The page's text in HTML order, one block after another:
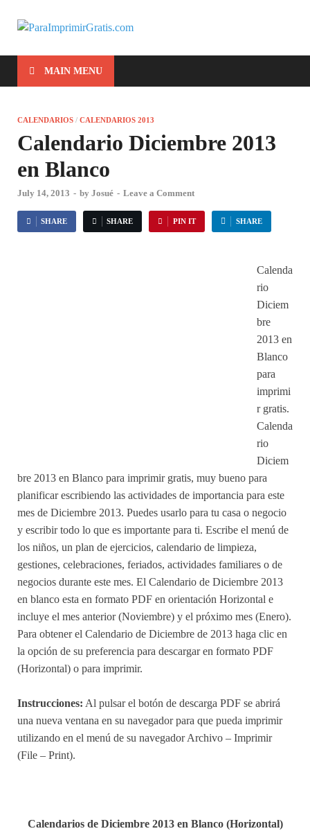
MAIN MENU
CALENDARIOS / CALENDARIOS 2013
Calendario Diciembre 2013
en Blanco
July 14, 2013 - by Josué - Leave a Comment
SHARE SHARE PIN IT SHARE
Calenda
rio
Diciem
bre
2013 en
Blanco
para
imprimi
r gratis.
Calenda
rio
Diciem
bre 2013 en Blanco para imprimir gratis, muy bueno para
planificar escribiendo las actividades de importancia para este
mes de Diciembre 2013. Puedes usarlo para tu casa o negocio
y escribir todo lo que es importante para ti. Escribe el menú de
los niños, un plan de ejercicios, calendario de limpieza,
gestiones, celebraciones, feriados, actividades familiares o de
negocios durante este mes. El Calendario de Diciembre 2013
en blanco esta en formato PDF en orientación Horizontal e
incluye el mes anterior (Noviembre) y el próximo mes (Enero).
Para obtener el Calendario de Diciembre de 2013 haga clic en
la opción de su preferencia para descargar en formato PDF
(Horizontal) o para imprimir.
Instrucciones: Al pulsar el botón de descarga PDF se abrirá
una nueva ventana en su navegador para que pueda imprimir
utilizando en el menú de su navegador Archivo – Imprimir
(File – Print).
Calendarios de Diciembre 2013 en Blanco (Horizontal)